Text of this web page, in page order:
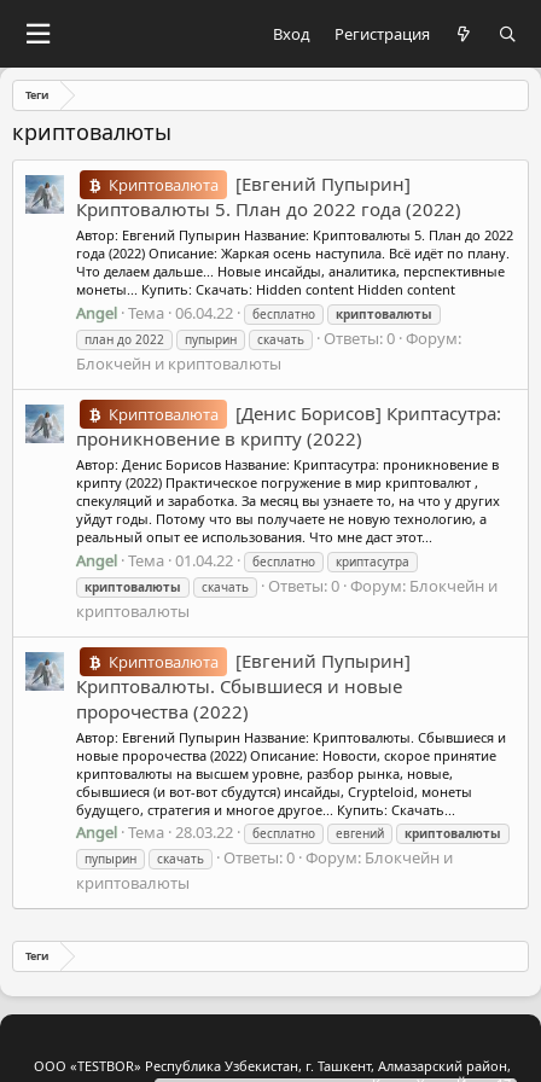
Вход Регистрация
Теги
криптовалюты
Криптовалюта
[Евгений Пупырин]
Криптовалюты 5. План до 2022 года (2022)
Автор: Евгений Пупырин Название: Криптовалюты 5. План до 2022
года (2022) Описание: Жаркая осень наступила. Всё идёт по плану.
Что делаем дальше... Новые инсайды, аналитика, перспективные
монеты... Купить: Скачать: Hidden content Hidden content
Angel Тема 06.04.22 бесплатно
криптовалюты
план до 2022
пупырин скачать Ответы: 0 Форум:
Блокчейн и криптовалюты
Криптовалюта
[Денис Борисов] Криптасутра:
проникновение в крипту (2022)
Автор: Денис Борисов Название: Криптасутра: проникновение в
крипту (2022) Практическое погружение в мир криптовалют ,
спекуляций и заработка. За месяц вы узнаете то, на что у других
уйдут годы. Потому что вы получаете не новую технологию, а
реальный опыт ее использования. Что мне даст этот...
Angel Тема 01.04.22 бесплатно
криптасутра
криптовалюты
скачать Ответы: 0 Форум: Блокчейн и
криптовалюты
Криптовалюта
[Евгений Пупырин]
Криптовалюты. Сбывшиеся и новые
пророчества (2022)
Автор: Евгений Пупырин Название: Криптовалюты. Сбывшиеся и
новые пророчества (2022) Описание: Новости, скорое принятие
криптовалюты на высшем уровне, разбор рынка, новые,
сбывшиеся (и вот-вот сбудутся) инсайды, Crypteloid, монеты
будущего, стратегия и многое другое... Купить: Скачать...
Angel Тема 28.03.22 бесплатно евгений
криптовалюты
пупырин
скачать Ответы: 0 Форум: Блокчейн и
криптовалюты
Теги
ООО «TESTBOR» Республика Узбекистан, г. Ташкент, Алмазарский район,